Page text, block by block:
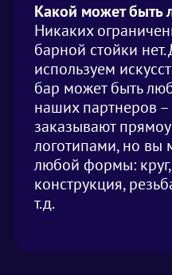
Какой может быть
Никаких
барной стойки
используем
бар может быть
наших партнеров
заказывают
логотипами, но вы
любой формы: круг,
конструкция,
т.д.